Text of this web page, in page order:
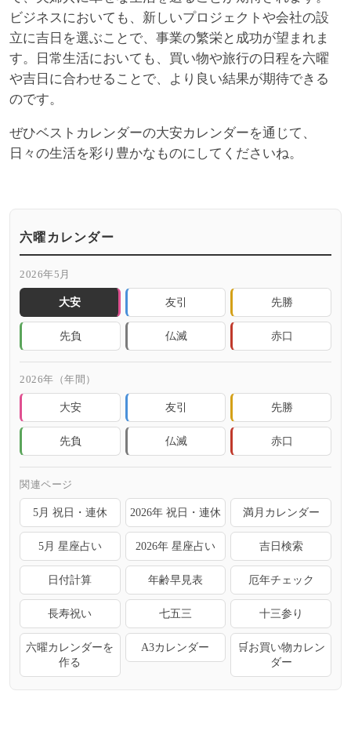
ビジネスにおいても、新しいプロジェクトや会社の設
立に吉日を選ぶことで、事業の繁栄と成功が望まれま
す。日常生活においても、買い物や旅行の日程を六曜
や吉日に合わせることで、より良い結果が期待できる
のです。
ぜひベストカレンダーの大安カレンダーを通じて、
日々の生活を彩り豊かなものにしてくださいね。
六曜カレンダー
2026年5月
大安 友引 先勝
先負 仏滅 赤口
2026年（年間）
大安 友引 先勝
先負 仏滅 赤口
関連ページ
5月 祝日・連休 2026年 祝日・連休 満月カレンダー
5月 星座占い 2026年 星座占い 吉日検索
日付計算 年齢早見表 厄年チェック
長寿祝い 七五三 十三参り
六曜カレンダーを
作る
A3カレンダー
🛒お買い物カレン
ダー